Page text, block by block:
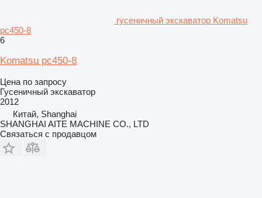
гусеничный экскаватор Komatsu
pc450-8
6
Komatsu pc450-8
Цена по запросу
Гусеничный экскаватор
2012
Китай, Shanghai
SHANGHAI AITE MACHINE CO., LTD
Связаться с продавцом